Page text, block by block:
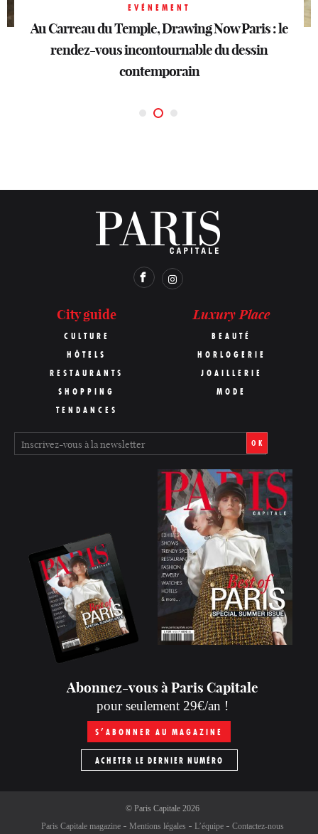
EVÉNEMENT
White is white à Chantilly
EVÉNEMENT
Au Carreau du Temple, Drawing Now Paris : le
rendez-vous incontournable du dessin
contemporain
EVÉNEMENT
Prix Diane Longines, le rendez-vous des
courses équestres et de l’élégance
City guide
CULTURE
HÔTELS
RESTAURANTS
SHOPPING
TENDANCES
Luxury Place
BEAUTÉ
HORLOGERIE
JOAILLERIE
MODE
OK
Abonnez-vous à Paris Capitale
pour seulement 29€/an !
S’ABONNER AU MAGAZINE
ACHETER LE DERNIER NUMÉRO
© Paris Capitale2026
Paris Capitale magazine
Mentions légales L’équipe Contactez-nous